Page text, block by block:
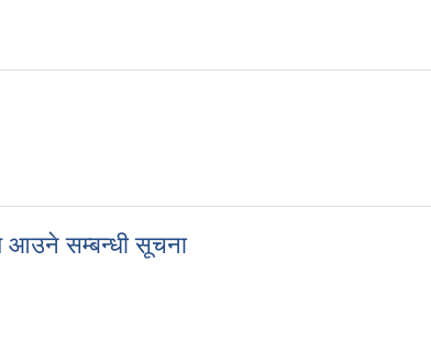
आउने सम्बन्धी सूचना